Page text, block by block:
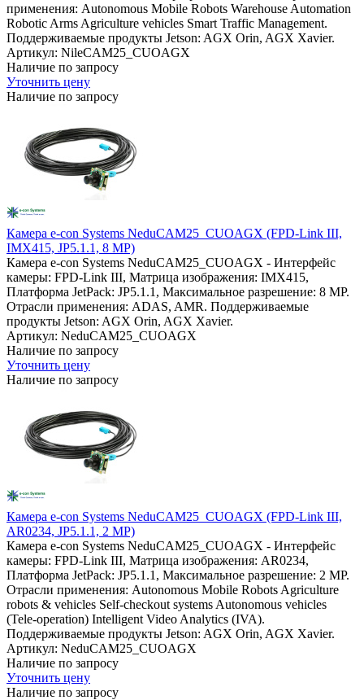
применения: Autonomous Mobile Robots Warehouse Automation
Robotic Arms Agriculture vehicles Smart Traffic Management.
Поддерживаемые продукты Jetson: AGX Orin, AGX Xavier.
Артикул: NileCAM25_CUOAGX
Наличие по запросу
Уточнить цену
Наличие по запросу
Камера e-con Systems NeduCAM25_CUOAGX (FPD-Link III,
IMX415, JP5.1.1, 8 MP)
Камера e-con Systems NeduCAM25_CUOAGX - Интерфейс
камеры: FPD-Link III, Матрица изображения: IMX415,
Платформа JetPack: JP5.1.1, Максимальное разрешение: 8 MP.
Отрасли применения: ADAS, AMR. Поддерживаемые
продукты Jetson: AGX Orin, AGX Xavier.
Артикул: NeduCAM25_CUOAGX
Наличие по запросу
Уточнить цену
Наличие по запросу
Камера e-con Systems NeduCAM25_CUOAGX (FPD-Link III,
AR0234, JP5.1.1, 2 MP)
Камера e-con Systems NeduCAM25_CUOAGX - Интерфейс
камеры: FPD-Link III, Матрица изображения: AR0234,
Платформа JetPack: JP5.1.1, Максимальное разрешение: 2 MP.
Отрасли применения: Autonomous Mobile Robots Agriculture
robots & vehicles Self-checkout systems Autonomous vehicles
(Tele-operation) Intelligent Video Analytics (IVA).
Поддерживаемые продукты Jetson: AGX Orin, AGX Xavier.
Артикул: NeduCAM25_CUOAGX
Наличие по запросу
Уточнить цену
Наличие по запросу